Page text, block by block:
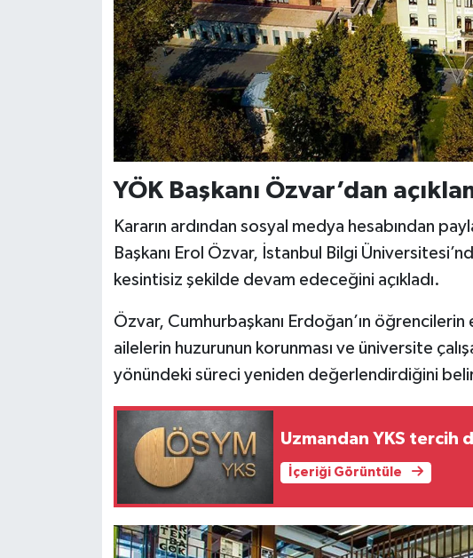
YÖK Başkanı Özvar’dan
Kararın ardından sosyal medya hesabından
Başkanı Erol Özvar, İstanbul Bilgi
kesintisiz şekilde devam edeceğini açıkladı.
Özvar, Cumhurbaşkanı Erdoğan’ın öğrencilerin
ailelerin huzurunun korunması ve üniversite
yönündeki süreci yeniden değerlendirdiğini
Uzmandan YKS tercih
İçeriği Görüntüle